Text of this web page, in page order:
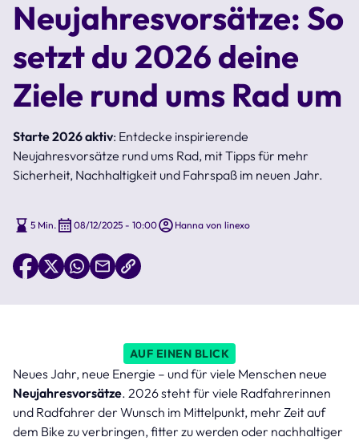
Neujahresvorsätze: So
setzt du 2026 deine
Ziele rund ums Rad um
Starte 2026 aktiv: Entdecke inspirierende
Neujahresvorsätze rund ums Rad, mit Tipps für mehr
Sicherheit, Nachhaltigkeit und Fahrspaß im neuen Jahr.
5 Min. 08/12/2025 - 10:00 Hanna von linexo
AUF EINEN BLICK
Neues Jahr, neue Energie – und für viele Menschen neue
Neujahresvorsätze. 2026 steht für viele Radfahrerinnen
und Radfahrer der Wunsch im Mittelpunkt, mehr Zeit auf
dem Bike zu verbringen, fitter zu werden oder nachhaltiger